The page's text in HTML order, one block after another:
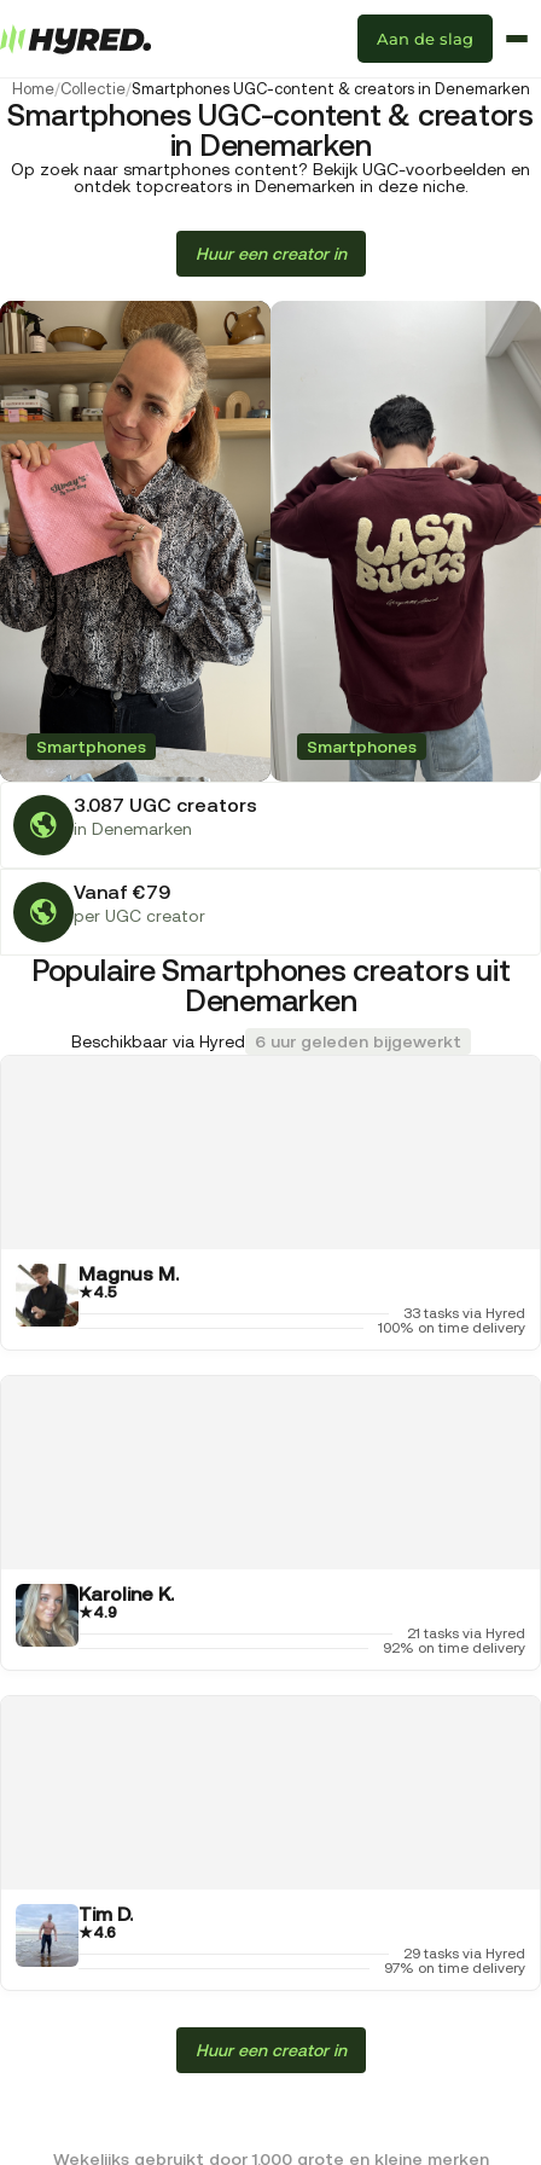
Aan de slag
Home/Collectie/Smartphones UGC-content & creators in Denemarken
Smartphones UGC-content & creators
in Denemarken
Op zoek naar smartphones content? Bekijk UGC-voorbeelden en
ontdek topcreators in Denemarken in deze niche.
Huur een creator in
3.087 UGC creators
in Denemarken
Smartphones Smartphones
Vanaf €79
per UGC creator
Populaire Smartphones creators uit
Denemarken
Beschikbaar via Hyred 6 uur geleden bijgewerkt
Magnus M.
★4.5
33 tasks via Hyred
100% on time delivery
Karoline K.
★4.9
21 tasks via Hyred
92% on time delivery
Tim D.
★4.6
29 tasks via Hyred
97% on time delivery
Huur een creator in
Wekelijks gebruikt door 1.000 grote en kleine merken